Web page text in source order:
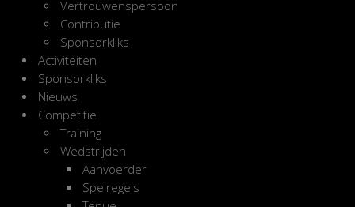
Vertrouwenspersoon
Contributie
Sponsorkliks
Activiteiten
Sponsorkliks
Nieuws
Competitie
Training
Wedstrijden
Aanvoerder
Spelregels